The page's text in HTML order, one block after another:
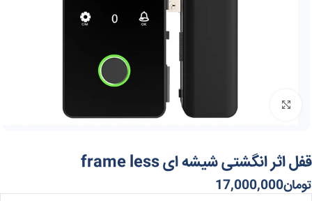
برای بزرگنمایی کلیک کنید
قفل اثر انگشتی شیشه ای frame less
تومان17,000,000